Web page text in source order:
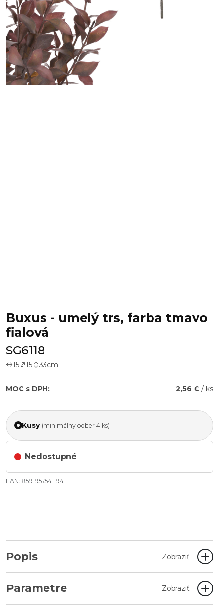
Buxus - umelý trs, farba tmavo
fialová
SG6118
15 15 33cm
MOC s DPH: 2,56 € / ks
Kusy (minimálny odber 4 ks)
Nedostupné
EAN: 8591957541194
Popis Zobraziť
Parametre Zobraziť